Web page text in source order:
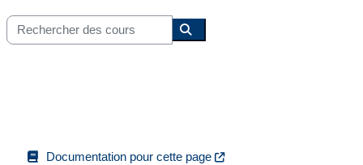
Rechercher des cours
Documentation pour cette page